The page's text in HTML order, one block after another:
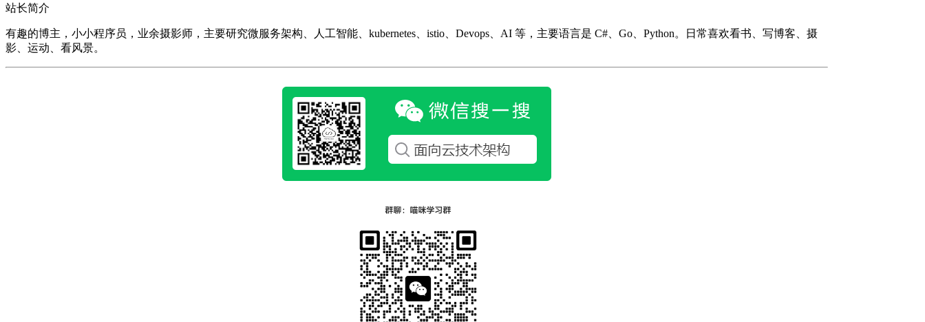
站长简介
有趣的博主，小小程序员，业余摄影师，主要研究微服务架构、人工智能、kubernetes、istio、Devops、AI 等，主要语言是 C#、Go、Python。日常喜欢看书、写博客、摄
影、运动、看风景。